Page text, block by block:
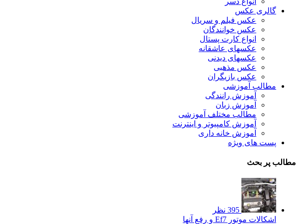
گالری عکس
عکس فیلم و سریال
عکس خوانندگان
انواع کارت پستال
عکسهای عاشقانه
عکسهای دیدنی
عکس مذهبی
عکس بازیگران
مطالب آموزشی
آموزش رانندگی
آموزش زبان
مطالب مختلف آموزشی
آموزش کامپیوتر و اینترنت
آموزش خانه داری
پست های ویژه
مطالب پر بحث
395 نظر
اشکالات موتور Ef7 و رفع آنها